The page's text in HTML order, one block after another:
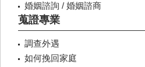
婚姻諮詢 / 婚姻諮商
蒐證專業
調查外遇
如何挽回家庭